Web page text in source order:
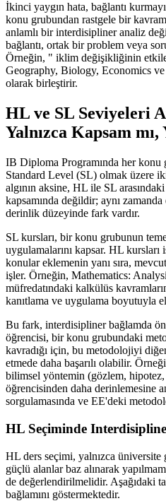
İkinci yaygın hata, bağlantı
konu grubundan rastgele bir
anlamlı bir interdisipliner analiz
bağlantı, ortak bir problem veya
Örneğin, " iklim değişikliğinin
Geography, Biology, Economics
olarak birleştirir.
HL ve SL Seviyeleri
Yalnızca Kapsam mı,
IB Diploma Programında her
Standard Level (SL) olmak üzere
algının aksine, HL ile SL
kapsamında değildir; aynı
derinlik düzeyinde fark vardır.
SL kursları, bir konu grubunun
uygulamalarını kapsar. HL
konular eklemenin yanı sıra,
işler. Örneğin, Mathematics:
müfredatındaki kalkülüs
kanıtlama ve uygulama boyutuyla
Bu fark, interdisipliner bağlamda
öğrencisi, bir konu grubundaki
kavradığı için, bu metodolojiyi
etmede daha başarılı olabilir.
bilimsel yöntemin (gözlem, hipotez,
öğrencisinden daha derinlemesine
sorgulamasında ve EE'deki
HL Seçiminde
HL ders seçimi, yalnızca
güçlü alanlar baz alınarak
de değerlendirilmelidir. Aşağıdaki
bağlamını göstermektedir.